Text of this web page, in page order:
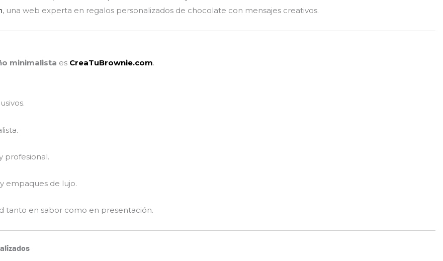
, una web experta en regalos personalizados de chocolate con mensajes creativos.
minimalista es CreaTuBrownie.com.
profesional.
empaques de lujo.
tanto en sabor como en presentación.